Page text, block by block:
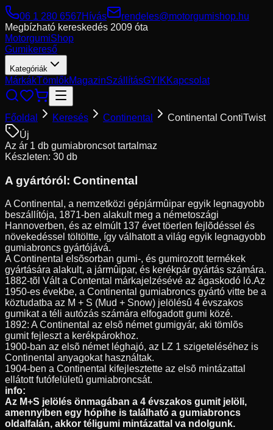
06 1 280 6567Hívás
rendeles@motorgumishop.hu
Megbízható kereskedés 2009 óta
MotorgumiShop
Gumikereső
Kategóriák
MárkákTömlőkMagazinSzállításGYIKKapcsolat
Főoldal Keresés Continental
Continental ContiTwist
Új
Az ár 1 db gumiabroncsot tartalmaz
Készleten: 30 db
A gyártóról: Continental
A Continental, a nemzetközi gépjármûipar egyik legnagyobb
beszállítója, 1871-ben alakult meg a németoszági
Hannoverben, és az elmúlt 137 évet töerlen fejlõdéssel és
növekedéssel töltöltte, így válhatott a világ egyik legnagyobb
gumiabroncs gyártójává.
A Continental elsõsorban gumi-, és gumirozott termékek
gyártására alakult, a jármûipar, és kerékpár gyártás számára.
1882-tõl Vált a Contental márkajelzésévé az ágaskodó ló.Az
1950-es évekbe, a Continental gumiabroncs gyártó vitte be a
köztudatba az M + S (Mud + Snow) jelölésû 4 évszakos
gumikat a téli autózás számára elfogadott gumi közé.
1892: A Continental az elsõ német gumigyár, aki tömlõs
gumit fejleszt a kerékpárokhoz.
1900-ban az elsõ német léghajó, az LZ 1 szigeteléséhez is
Continental anyagokat használtak.
1904-ben a Continental kifejlesztette az elsõ mintázattal
ellátott futófelületû gumiabroncsát.
info:
Az M+S jelölés önmagában a 4 évszakos gumit jelöli,
amennyiben egy hópihe is található a gumiabroncs
oldalfalán, akkor téligumi mintázattal va ndolgunk.